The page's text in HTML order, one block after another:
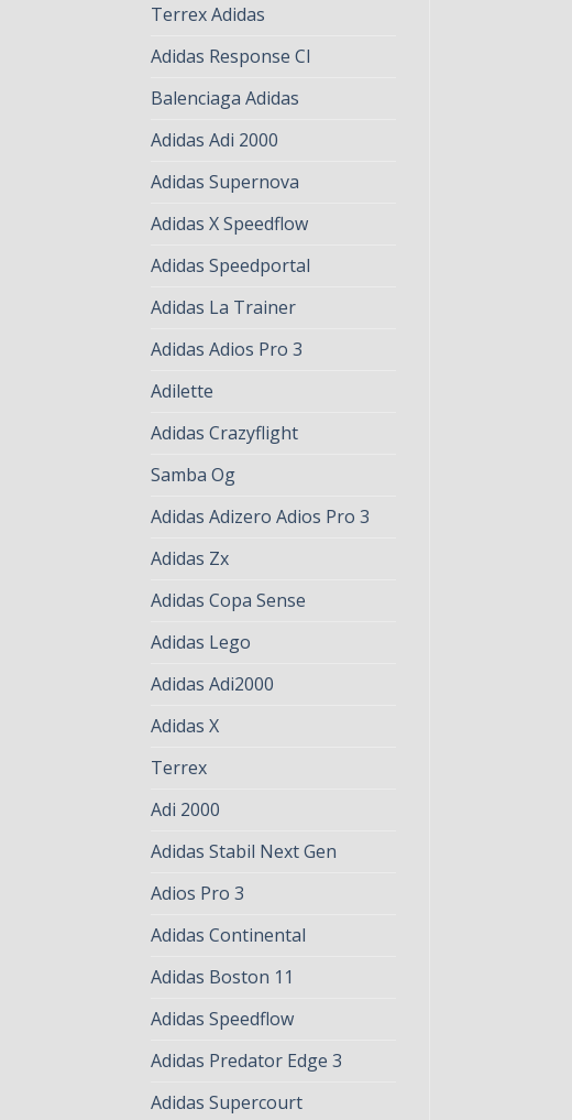
Terrex Adidas
Adidas Response Cl
Balenciaga Adidas
Adidas Adi 2000
Adidas Supernova
Adidas X Speedflow
Adidas Speedportal
Adidas La Trainer
Adidas Adios Pro 3
Adilette
Adidas Crazyflight
Samba Og
Adidas Adizero Adios Pro 3
Adidas Zx
Adidas Copa Sense
Adidas Lego
Adidas Adi2000
Adidas X
Terrex
Adi 2000
Adidas Stabil Next Gen
Adios Pro 3
Adidas Continental
Adidas Boston 11
Adidas Speedflow
Adidas Predator Edge 3
Adidas Supercourt